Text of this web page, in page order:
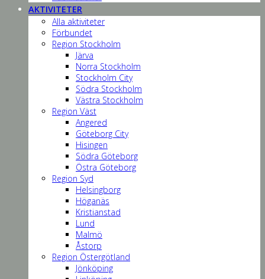
AKTIVITETER
Alla aktiviteter
Förbundet
Region Stockholm
Järva
Norra Stockholm
Stockholm City
Södra Stockholm
Västra Stockholm
Region Väst
Angered
Göteborg City
Hisingen
Södra Göteborg
Östra Göteborg
Region Syd
Helsingborg
Höganäs
Kristianstad
Lund
Malmö
Åstorp
Region Östergötland
Jönköping